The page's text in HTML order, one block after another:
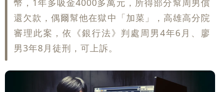
幣，1年多吸金4000多萬元，所得部分幫周男償
還欠款，偶爾幫他在獄中「加菜」，高雄高分院
審理此案，依《銀行法》判處周男4年6月、廖
男3年8月徒刑，可上訴。